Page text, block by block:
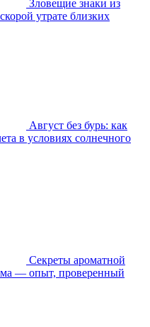
Зловещие знаки из
утрате близких
Август без бурь: как
в условиях солнечного
Секреты ароматной
— опыт, проверенный